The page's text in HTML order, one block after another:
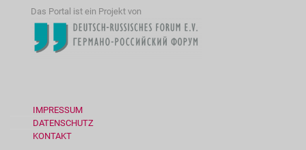
Das Portal ist ein Projekt von
IMPRESSUM
DATENSCHUTZ
KONTAKT